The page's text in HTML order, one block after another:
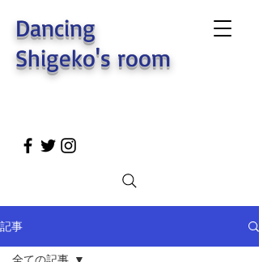
Dancing
Shigeko's room
記事